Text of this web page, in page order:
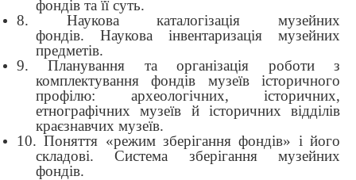
фондів та її суть.
8. Наукова каталогізація музейних
фондів. Наукова інвентаризація музейних
предметів.
9. Планування та організація роботи з
комплектування фондів музеїв історичного
профілю: археологічних, історичних,
етнографічних музеїв й історичних відділів
краєзнавчих музеїв.
10. Поняття «режим зберігання фондів» і його
складові. Система зберігання музейних
фондів.